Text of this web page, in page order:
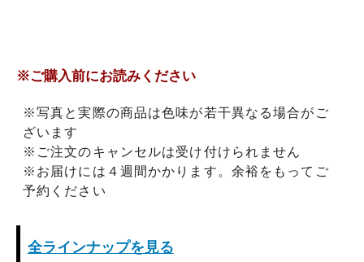
※ご購入前にお読みください
※写真と実際の商品は色味が若干異なる場合がご
ざいます
※ご注文のキャンセルは受け付けられません
※お届けには４週間かかります。余裕をもってご
予約ください
全ラインナップを見る